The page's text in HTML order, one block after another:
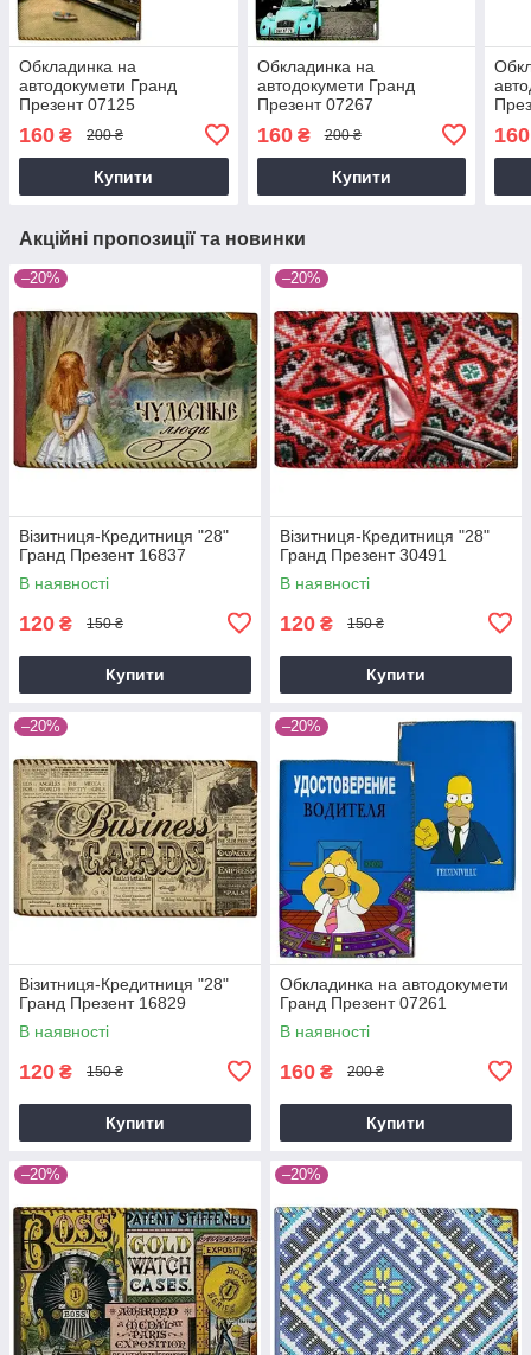
Обкладинка на
автодокумети Гранд
Презент 07125
160 ₴ 200 ₴
Купити
Обкладинка на
автодокумети Гранд
Презент 07267
160₴ 200 ₴
Купити
160
Акційні пропозиції та новинки
–20%
Візитниця-Кредитниця "28"
Гранд Презент 16837
В наявності
120 ₴ 150 ₴
Купити
–20%
Візитниця-Кредитниця "28"
Гранд Презент 30491
В наявності
120 ₴ 150 ₴
Купити
–20%
Візитниця-Кредитниця "28"
Гранд Презент 16829
В наявності
120 ₴ 150 ₴
Купити
–20%
Обкладинка на автодокумети
Гранд Презент 07261
В наявності
160 ₴ 200 ₴
Купити
–20% –20%